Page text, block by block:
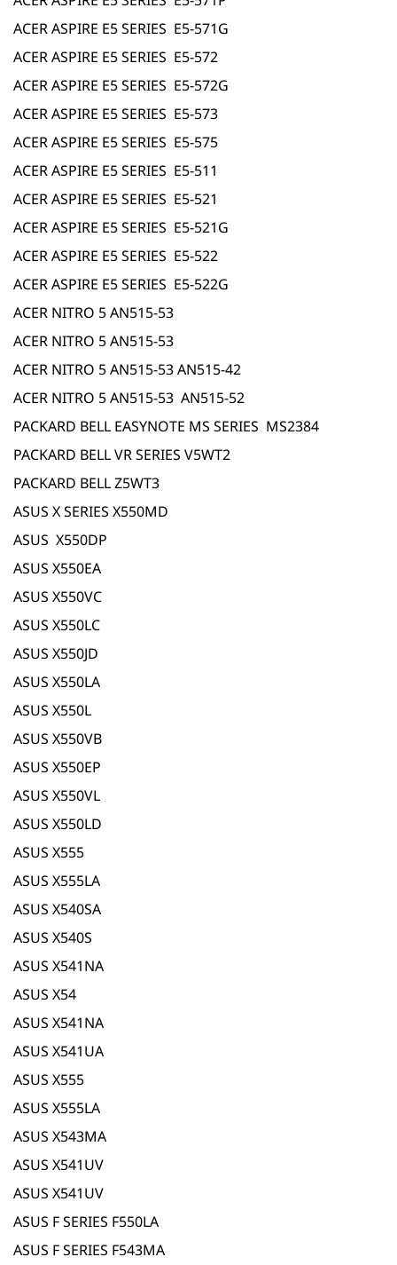
ACER ASPIRE E5 SERIES E5-571G
ACER ASPIRE E5 SERIES E5-572
ACER ASPIRE E5 SERIES E5-572G
ACER ASPIRE E5 SERIES E5-573
ACER ASPIRE E5 SERIES E5-575
ACER ASPIRE E5 SERIES E5-511
ACER ASPIRE E5 SERIES E5-521
ACER ASPIRE E5 SERIES E5-521G
ACER ASPIRE E5 SERIES E5-522
ACER ASPIRE E5 SERIES E5-522G
ACER NITRO 5 AN515-53
ACER NITRO 5 AN515-53
ACER NITRO 5 AN515-53 AN515-42
ACER NITRO 5 AN515-53 AN515-52
PACKARD BELL EASYNOTE MS SERIES MS2384
PACKARD BELL VR SERIES V5WT2
PACKARD BELL Z5WT3
ASUS X SERIES X550MD
ASUS X550DP
ASUS X550EA
ASUS X550VC
ASUS X550LC
ASUS X550JD
ASUS X550LA
ASUS X550L
ASUS X550VB
ASUS X550EP
ASUS X550VL
ASUS X550LD
ASUS X555
ASUS X555LA
ASUS X540SA
ASUS X540S
ASUS X541NA
ASUS X54
ASUS X541NA
ASUS X541UA
ASUS X555
ASUS X555LA
ASUS X543MA
ASUS X541UV
ASUS X541UV
ASUS F SERIES F550LA
ASUS F SERIES F543MA